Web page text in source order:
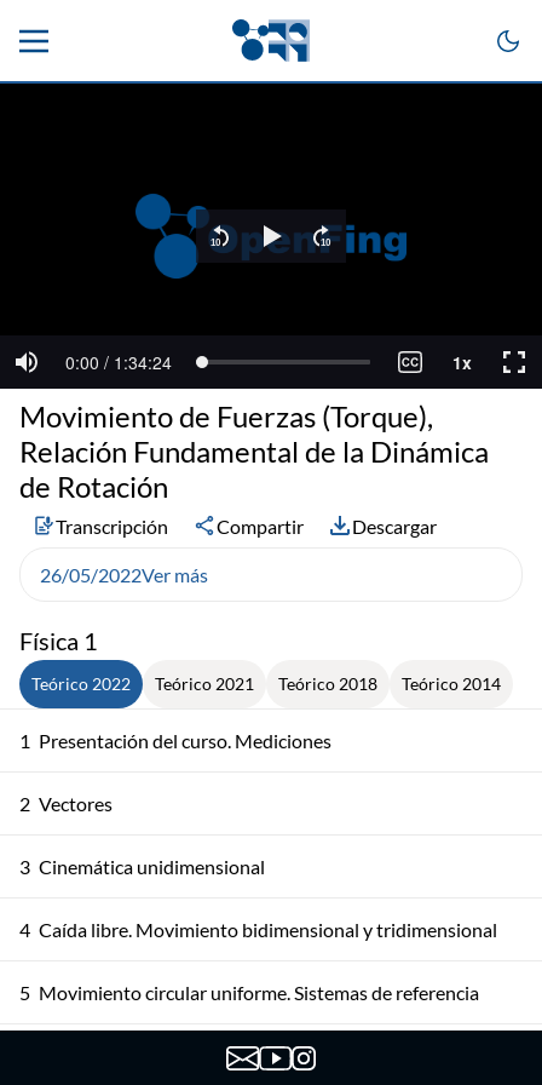
Física 1
Teórico 2022 Teórico 2021 Teórico 2018 Teórico 2014
1 Presentación del curso. Mediciones
2 Vectores
3 Cinemática unidimensional
4 Caída libre. Movimiento bidimensional y tridimensional
5 Movimiento circular uniforme. Sistemas de referencia
Primera y Segunda Ley de Newton
Movimiento de Fuerzas (Torque),
Relación Fundamental de la Dinámica
de Rotación
Transcripción Compartir Descargar
26/05/2022Ver más